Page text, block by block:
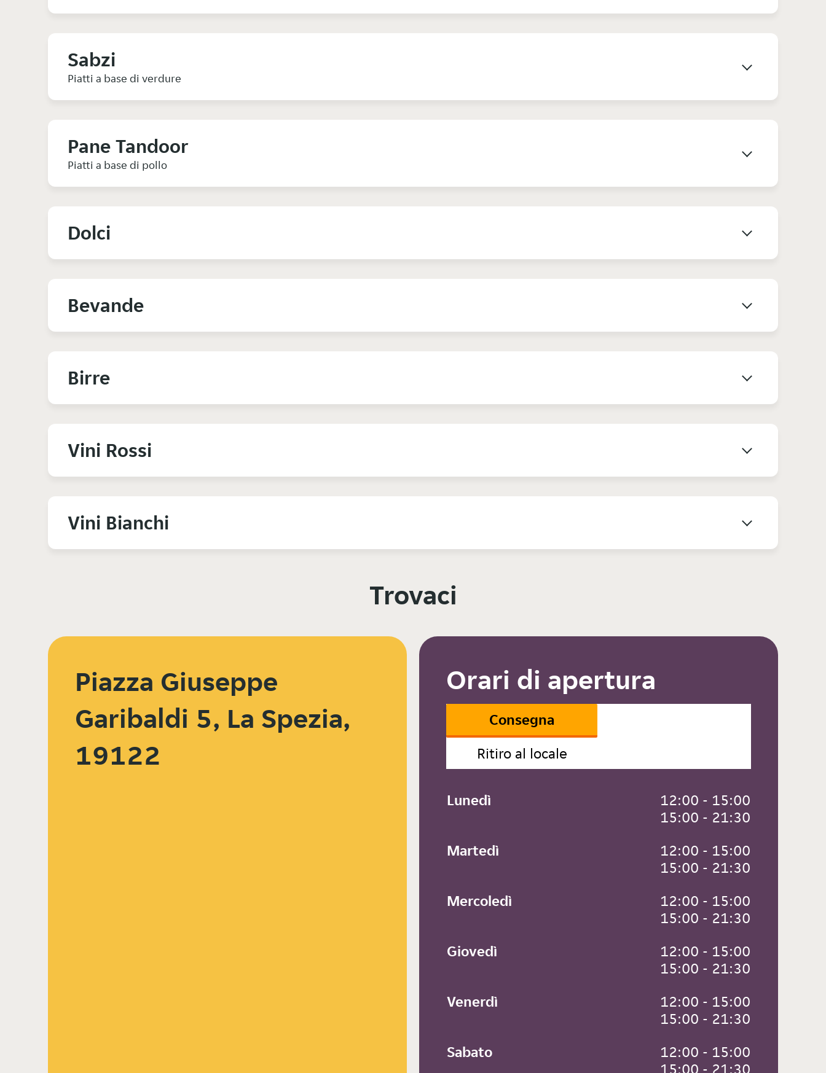
Sabzi
Piatti a base di verdure
Pane Tandoor
Piatti a base di pollo
Dolci
Bevande
Birre
Vini Rossi
Vini Bianchi
Trovaci
Piazza Giuseppe
Garibaldi 5, La Spezia,
19122
Orari di apertura
Consegna
Ritiro al locale
Lunedì
12:00 - 15:00
15:00 - 21:30
Martedì
12:00 - 15:00
15:00 - 21:30
Mercoledì
12:00 - 15:00
15:00 - 21:30
Giovedì
12:00 - 15:00
15:00 - 21:30
Venerdì
12:00 - 15:00
15:00 - 21:30
Sabato
12:00 - 15:00
15:00 - 21:30